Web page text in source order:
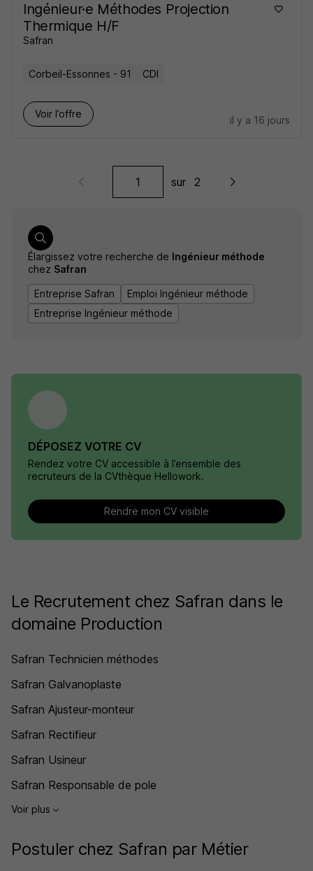
Ingénieur·e Méthodes Projection
Thermique H/F
Safran
Corbeil-Essonnes - 91 CDI
Voir l’offre
il y a 16 jours
sur 2
Élargissez votre recherche de Ingénieur méthode
chez Safran
Entreprise Safran
Emploi Ingénieur méthode
Entreprise Ingénieur méthode
DÉPOSEZ VOTRE CV
Rendez votre CV accessible à l’ensemble des
recruteurs de la CVthèque Hellowork.
Rendre mon CV visible
Le Recrutement chez Safran dans le
domaine Production
Safran Technicien méthodes
Safran Galvanoplaste
Safran Ajusteur-monteur
Safran Rectifieur
Safran Usineur
Safran Responsable de pole
Voir plus
Postuler chez Safran par Métier